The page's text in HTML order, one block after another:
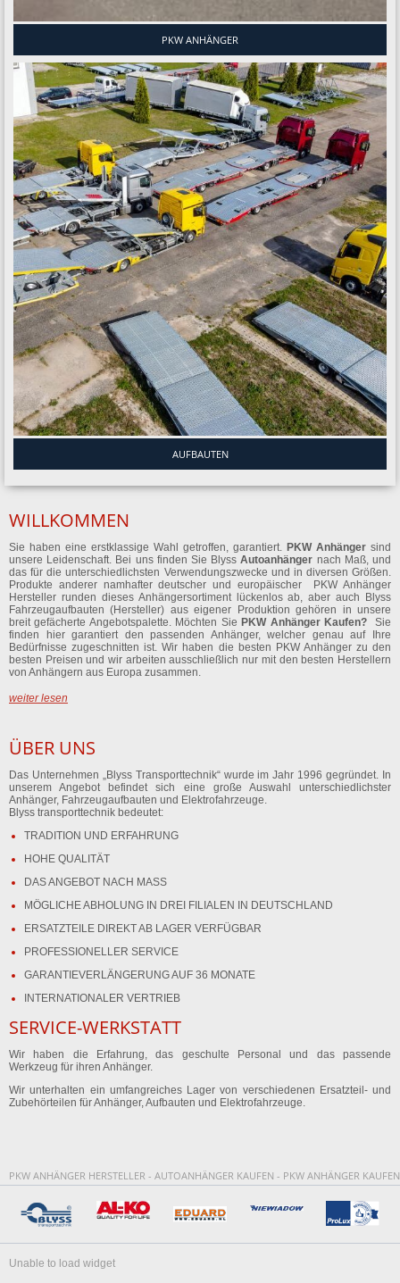
PKW ANHÄNGER
AUFBAUTEN
WILLKOMMEN
Sie haben eine erstklassige Wahl getroffen, garantiert. PKW Anhänger sind
unsere Leidenschaft. Bei uns finden Sie BlyssAutoanhänger nach Maß, und
das für die unterschiedlichsten Verwendungszwecke und in diversen Größen.
Produkte anderer namhafter deutscher und europäischer PKW Anhänger
Hersteller runden dieses Anhängersortiment lückenlos ab, aber auch Blyss
Fahrzeugaufbauten (Hersteller) aus eigener Produktion gehören in unsere
breit gefächerte Angebotspalette. Möchten Sie PKW Anhänger Kaufen? Sie
finden hier garantiert den passenden Anhänger, welcher genau auf Ihre
Bedürfnisse zugeschnitten ist. Wir haben die besten PKW Anhänger zu den
besten Preisen und wir arbeiten ausschließlich nur mit den besten Herstellern
von Anhängern aus Europa zusammen.
weiter lesen
ÜBER UNS
Das Unternehmen „Blyss Transporttechnik“ wurde im Jahr 1996 gegründet. In
unserem Angebot befindet sich eine große Auswahl unterschiedlichster
Anhänger, Fahrzeugaufbauten und Elektrofahrzeuge.
Blyss transporttechnik bedeutet:
TRADITION UND ERFAHRUNG
HOHE QUALITÄT
DAS ANGEBOT NACH MASS
MÖGLICHE ABHOLUNG IN DREI FILIALEN IN DEUTSCHLAND
ERSATZTEILE DIREKT AB LAGER VERFÜGBAR
PROFESSIONELLER SERVICE
GARANTIEVERLÄNGERUNG AUF 36 MONATE
INTERNATIONALER VERTRIEB
SERVICE-WERKSTATT
Wir haben die Erfahrung, das geschulte Personal und das passende
Werkzeug für ihren Anhänger.
Wir unterhalten ein umfangreiches Lager von verschiedenen Ersatzteil- und
Zubehörteilen für Anhänger, Aufbauten und Elektrofahrzeuge.
PKW ANHÄNGER HERSTELLER - AUTOANHÄNGER KAUFEN - PKW ANHÄNGER KAUFEN
Unable to load widget